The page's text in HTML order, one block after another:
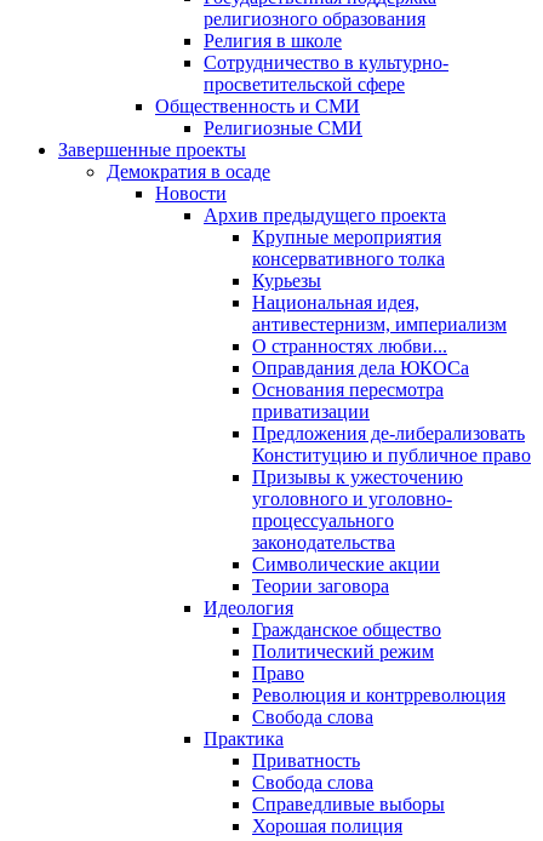
религиозного образования
Религия в школе
Сотрудничество в культурно-
просветительской сфере
Общественность и СМИ
Религиозные СМИ
Завершенные проекты
Демократия в осаде
Новости
Архив предыдущего проекта
Крупные мероприятия
консервативного толка
Курьезы
Национальная идея,
антивестернизм, империализм
О странностях любви...
Оправдания дела ЮКОСа
Основания пересмотра
приватизации
Предложения де-либерализовать
Конституцию и публичное право
Призывы к ужесточению
уголовного и уголовно-
процессуального
законодательства
Символические акции
Теории заговора
Идеология
Гражданское общество
Политический режим
Право
Революция и контрреволюция
Свобода слова
Практика
Приватность
Свобода слова
Справедливые выборы
Хорошая полиция